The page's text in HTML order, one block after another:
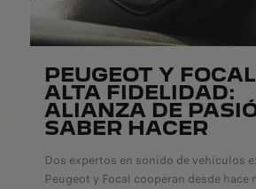
PEUGEOT Y
ALTA FIDELIDAD:
ALIANZA DE
SABER HACER
Dos expertos en sonido de vehículos
Peugeot y Focal cooperan desde hace